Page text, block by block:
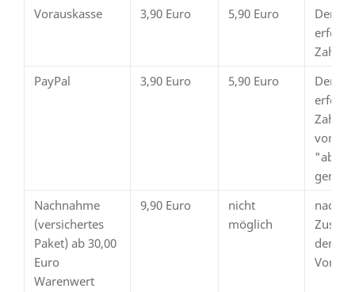
Vorauskasse
3,90 Euro 5,90 Euro
Der
erfolgt
PayPal
3,90 Euro 5,90 Euro
Der
von
Nachnahme
(versichertes
Paket) ab 30,00
Euro
Warenwert
9,90 Euro
nicht
möglich
nach
dem